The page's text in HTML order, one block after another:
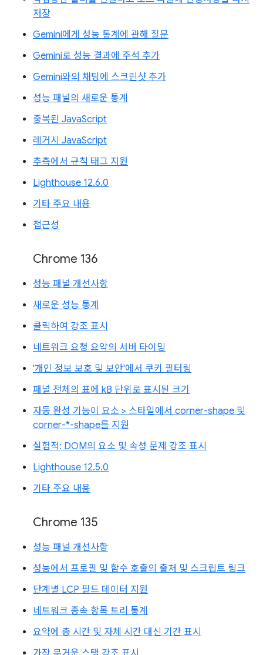
저장
Gemini에게 성능 통계에 관해 질문
Gemini로 성능 결과에 주석 추가
Gemini와의 채팅에 스크린샷 추가
성능 패널의 새로운 통계
중복된 JavaScript
레거시 JavaScript
추측에서 규칙 태그 지원
Lighthouse 12.6.0
기타 주요 내용
접근성
Chrome 136
성능 패널 개선사항
새로운 성능 통계
클릭하여 강조 표시
네트워크 요청 요약의 서버 타이밍
'개인 정보 보호 및 보안'에서 쿠키 필터링
패널 전체의 표에 kB 단위로 표시된 크기
자동 완성 기능이 요소 > 스타일에서 corner-shape 및
corner-*-shape를 지원
실험적: DOM의 요소 및 속성 문제 강조 표시
Lighthouse 12.5.0
기타 주요 내용
Chrome 135
성능 패널 개선사항
성능에서 프로필 및 함수 호출의 출처 및 스크립트 링크
단계별 LCP 필드 데이터 지원
네트워크 종속 항목 트리 통계
요약에 총 시간 및 자체 시간 대신 기간 표시